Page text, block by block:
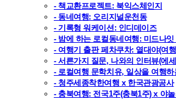
- 책교환프로젝트: 북익스체인지
- 동네여행: 오리지널운천동
- 기록형 워케이션: 인디데이즈
- 밤에 하는 로컬동네여행: 미드나
- 여행기 출판 페차쿠차: 열대야(여
- 서른가지 질문, 나와의 인터뷰(에
- 로컬여행 문학치유, 일상을 여행
- 청주세종착한여행 x 한국관광공사
- 충북여행: 전국1주(충북1주) x 야